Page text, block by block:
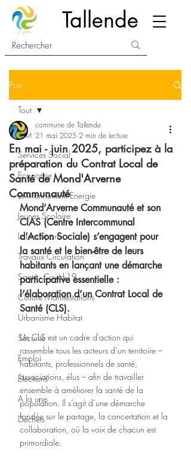
Tallende
Post
Tout
Services Social
Economie
Environnement Energie
Jeunes Scolaire
Loisirs Sports
Travaux Circulation
Santé - Covid-19
Culture Manifestations
Urbanisme Habitat
Sécurité
Emploi
Élections
A la une
Déchets
Tout
En mai - juin 2025, participez à la
préparation du Contrat Local de
Santé de Mond'Arverne
Communauté
commune de Tallende
21 mai 2025 2 min de lecture
Mond’Arverne Communauté et son
CIAS (Centre Intercommunal
d’Action Sociale) s’engagent pour
la santé et le bien-être de leurs
habitants en lançant une démarche
participative essentielle :
l’élaboration d’un Contrat Local de
Santé (CLS).
Un CLS est un cadre d’action qui
rassemble tous les acteurs d’un territoire –
habitants, professionnels de santé,
associations, élus – afin de travailler
ensemble à améliorer la santé de la
population. Il s’agit d’une démarche
fondée sur le partage, la concertation et la
collaboration, où la voix de chacun est
primordiale.